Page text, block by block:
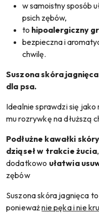
w samoistny sposób
psich zębów,
to hipoalergiczny
bezpieczna i
chwilę.
Suszona skóra jagnięca
dla psa.
Idealnie sprawdzi się
mu rozrywkę na dłuższą
Podłużne kawałki skóry
dziąseł w trakcie żucia
dodatkowo ułatwia
zębów
Suszona skóra jagnięca to
ponieważnie pęka i nie